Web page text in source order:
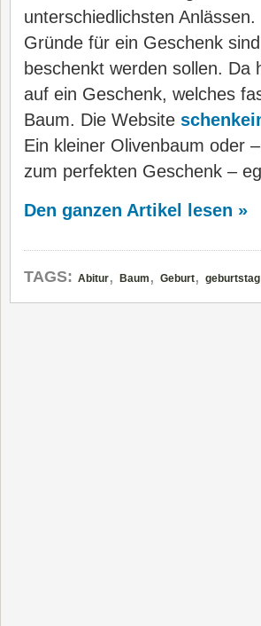
unterschiedlichsten
Gründe für ein Geschenk
beschenkt werden sollen.
auf ein Geschenk, welches
Baum. Die Website
Ein kleiner Olivenbaum oder
zum perfekten Geschenk –
Den ganzen Artikel lesen »
TAGS: Abitur, Baum , Geburt, geburtstag